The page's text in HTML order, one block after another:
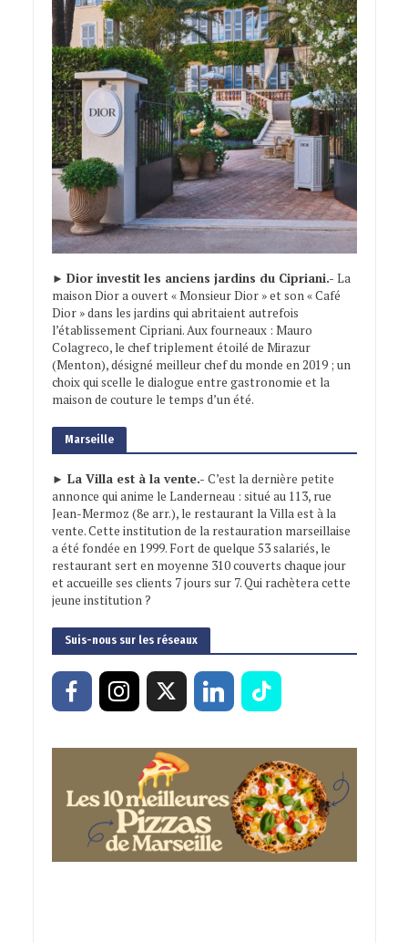
► Dior investit les anciens jardins du Cipriani.- La
maison Dior a ouvert « Monsieur Dior » et son « Café
Dior » dans les jardins qui abritaient autrefois
l’établissement Cipriani. Aux fourneaux : Mauro
Colagreco, le chef triplement étoilé de Mirazur
(Menton), désigné meilleur chef du monde en 2019 ; un
choix qui scelle le dialogue entre gastronomie et la
maison de couture le temps d’un été.
Marseille
► La Villa est à la vente.- C’est la dernière petite
annonce qui anime le Landerneau : situé au 113, rue
Jean-Mermoz (8e arr.), le restaurant la Villa est à la
vente. Cette institution de la restauration marseillaise
a été fondée en 1999. Fort de quelque 53 salariés, le
restaurant sert en moyenne 310 couverts chaque jour
et accueille ses clients 7 jours sur 7. Qui rachètera cette
jeune institution ?
Suis-nous sur les réseaux